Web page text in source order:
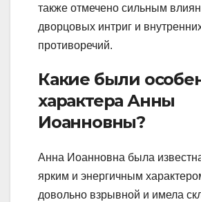
также отмечено сильным
дворцовых интриг и
противоречий.
Какие были
характера Анны
Иоанновны?
Анна Иоанновна была
ярким и энергичным
довольно взрывной и имела